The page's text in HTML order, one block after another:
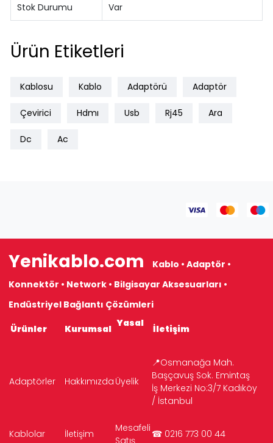
Stok Durumu Var
Ürün Etiketleri
Kablosu Kablo Adaptörü Adaptör
Çevirici Hdmı Usb Rj45 Ara
Dc Ac
Yenikablo.com
Kablo • Adaptör •
Konnektör • Network • Bilgisayar Aksesuarları •
Endüstriyel Bağlantı Çözümleri
Ürünler
Kurumsal Yasal İletişim
Adaptörler Hakkımızda Üyelik
📍Osmanağa Mah.
Başçavuş Sok. Emintaş
İş Merkezi No:3/7 Kadıköy
/ İstanbul
Kablolar İletişim
Mesafeli ☎ 0216 773 00 44